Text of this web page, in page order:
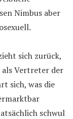
Nimbus aber
sich zurück,
Vertreter der
sich, was die
schwul